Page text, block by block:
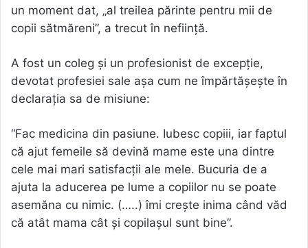
un moment dat, „al treilea părinte pentru mii de
copii sătmăreni”, a trecut în neființă.
A fost un coleg și un profesionist de excepție,
devotat profesiei sale așa cum ne împărtășește în
declarația sa de misiune:
“Fac medicina din pasiune. Iubesc copiii, iar faptul
că ajut femeile să devină mame este una dintre
cele mai mari satisfacții ale mele. Bucuria de a
ajuta la aducerea pe lume a copiilor nu se poate
asemăna cu nimic. (…..) îmi crește inima când văd
că atât mama cât și copilașul sunt bine”.